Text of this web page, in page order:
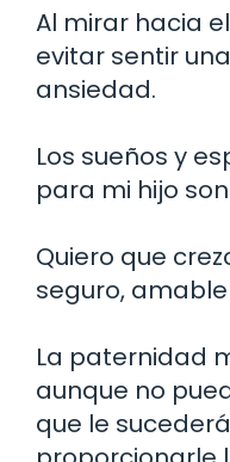
Al mirar hacia
evitar sentir
ansiedad.
Los sueños y
para mi hijo
Quiero que
seguro,
La paternidad
aunque no
que le